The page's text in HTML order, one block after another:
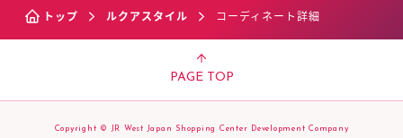
トップ ルクアスタイル コーディネート詳細
PAGE TOP
Copyright © JR West Japan Shopping Center Development Company